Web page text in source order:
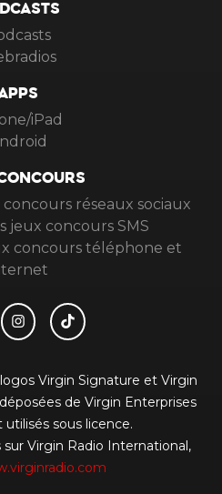
iPad
réseaux sociaux
jeux concours SMS
concours téléphone et
Virgin Signature et Virgin
de Virgin Enterprises
sous licence.
Virgin Radio International,